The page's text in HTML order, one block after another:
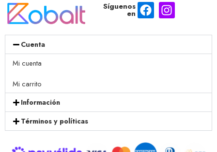
Síguenos
en
Cuenta
Mi cuenta
Mi carrito
Información
Términos y políticas